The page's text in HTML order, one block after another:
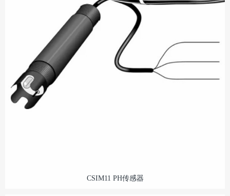
CSIM11 PH传感器